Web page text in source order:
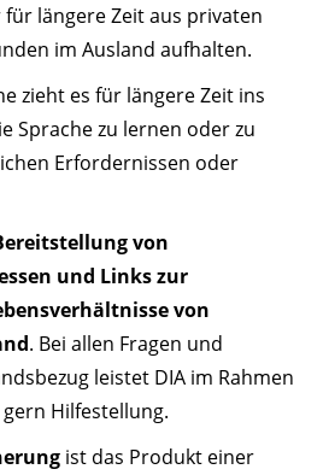
längere Zeit aus privaten
im Ausland aufhalten.
zieht es für längere Zeit ins
Sprache zu lernen oder zu
Erfordernissen oder
von
und Links zur
von
. Bei allen Fragen und
leistet DIA im Rahmen
Hilfestellung.
ist das Produkt einer